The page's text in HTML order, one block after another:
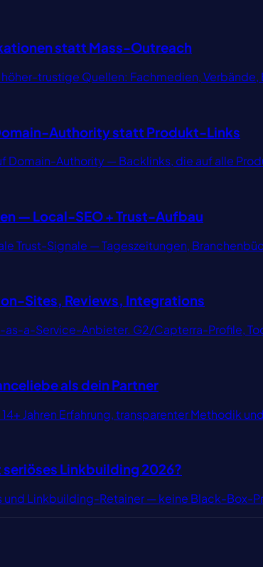
statt Mass-Outreach
trustige Quellen: Fachmedien, Verbände,
Authority statt Produkt-Links
Authority — Backlinks, die auf alle
— Local-SEO + Trust-Aufbau
Trust-Signale — Tageszeitungen,
Sites, Reviews, Integrations
a-Service-Anbieter. G2/Capterra-Profile,
als dein Partner
Jahren Erfahrung, transparenter Methodik
Linkbuilding 2026?
und Linkbuilding-Retainer — keine Black-Box-